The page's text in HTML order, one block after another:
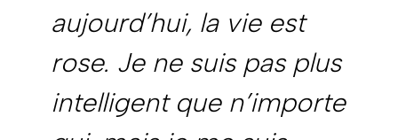
aujourd’hui, la vie est
rose. Je ne suis pas plus
intelligent que n’importe